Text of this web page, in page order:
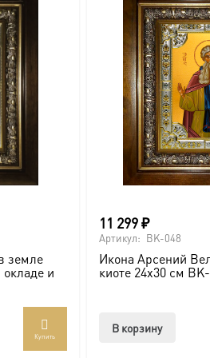
земле
и
Купить
11 299₽
Артикул: BK-048
Икона Арсений
киоте 24х30 см
В корзину